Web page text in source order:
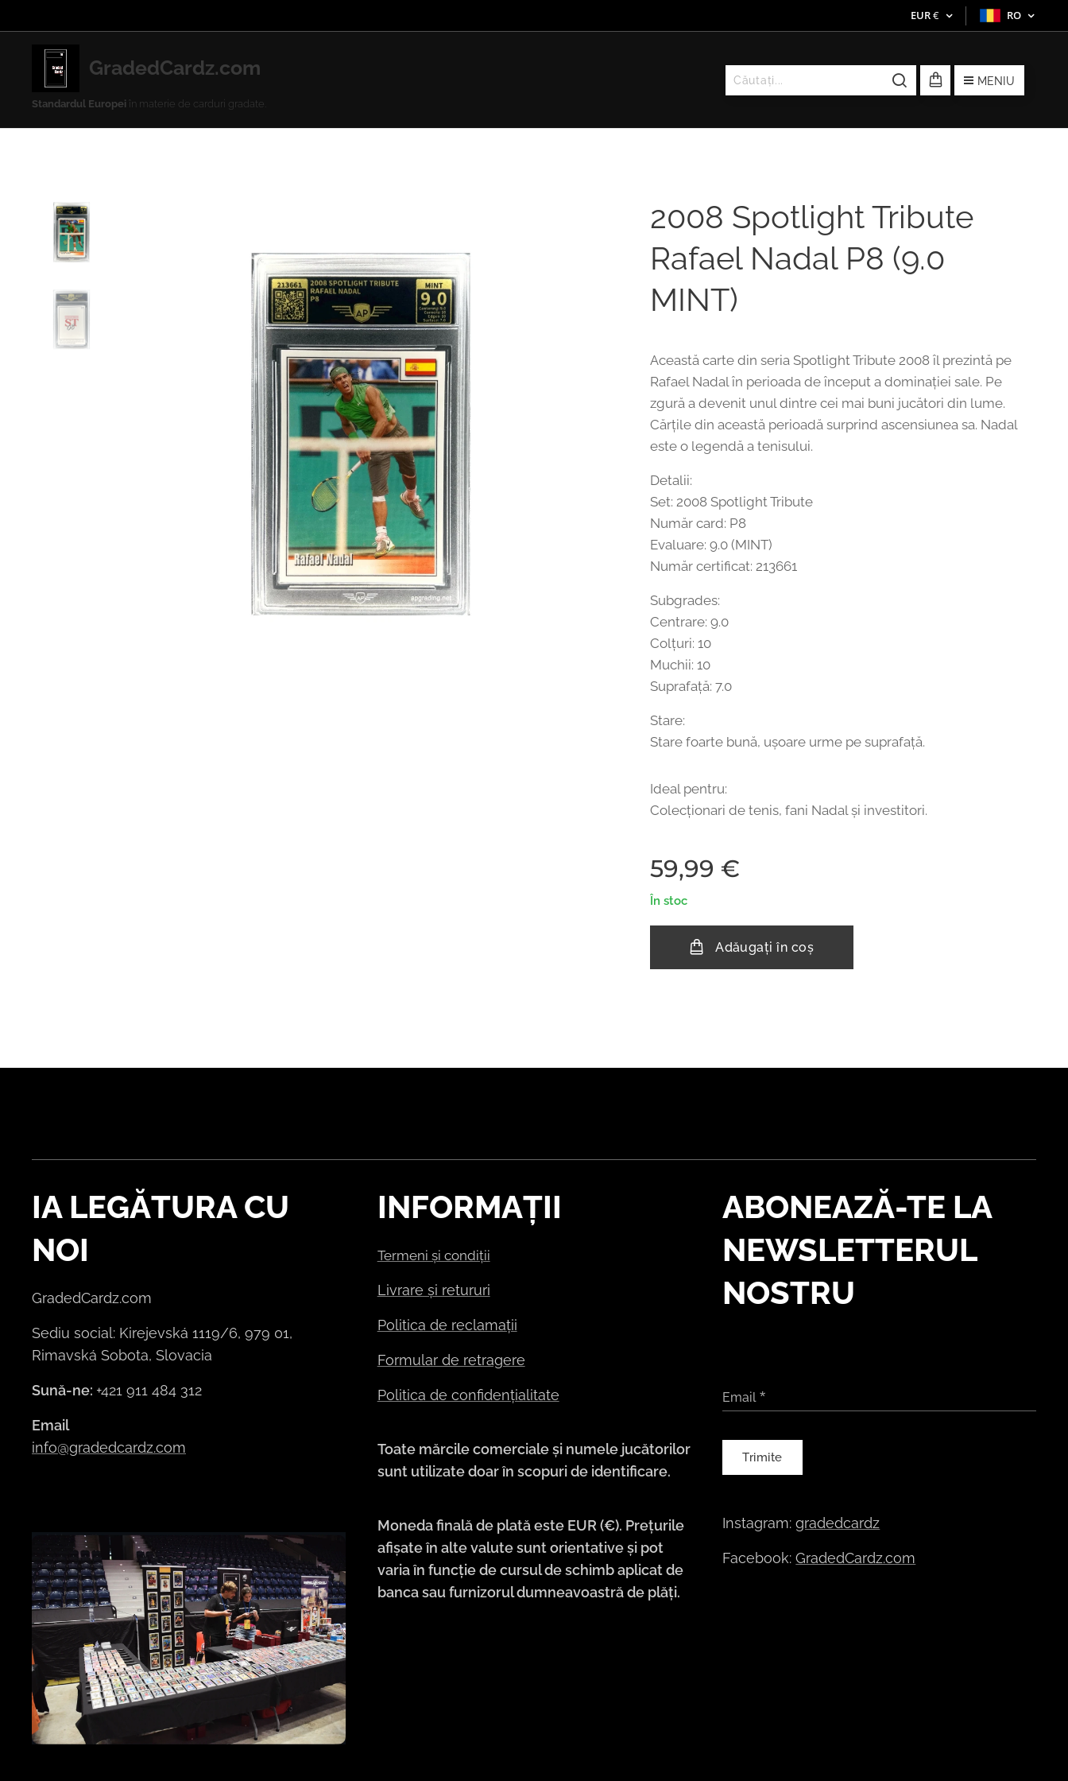
EUR€ RO
GradedCardz.com
Standardul Europei în materie de carduri gradate.
MENIU
2008 Spotlight Tribute
Rafael Nadal P8 (9.0
MINT)
Această carte din seria Spotlight Tribute 2008 îl prezintă pe
Rafael Nadalîn perioada de început a dominației sale. Pe
zgură a devenit unul dintre cei mai buni jucători din lume.
Cărțile din această perioadă surprind ascensiunea sa. Nadal
este o legendă a tenisului.
Detalii:
Set: 2008 Spotlight Tribute
Număr card: P8
Evaluare: 9.0 (MINT)
Număr certificat: 213661
Subgrades:
Centrare: 9.0
Colțuri: 10
Muchii: 10
Suprafață: 7.0
Stare:
Stare foarte bună, ușoare urme pe suprafață.
Ideal pentru:
Colecționari de tenis, fani Nadal și investitori.
59,99 €
În stoc
Adăugați în coș
IA LEGĂTURA CU
NOI
GradedCardz.com
Sediu social: Kirejevská 1119/6, 979 01,
Rimavská Sobota, Slovacia
Sună-ne: +421 911 484 312
Email
info@gradedcardz.com
INFORMAȚII
Termeni și condiții
Livrare și retururi
Politica de reclamații
Formular de retragere
Politica de confidențialitate
Toate mărcile comerciale și numele jucătorilor
sunt utilizate doar în scopuri de identificare.
Moneda finală de plată este EUR (€). Prețurile
afișate în alte valute sunt orientative și pot
varia în funcție de cursul de schimb aplicat de
banca sau furnizorul dumneavoastră de plăți.
ABONEAZĂ-TE LA
NEWSLETTERUL
NOSTRU
Email
Trimite
Instagram:gradedcardz
Facebook:GradedCardz.com